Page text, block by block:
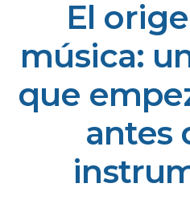
El
música:
que
antes